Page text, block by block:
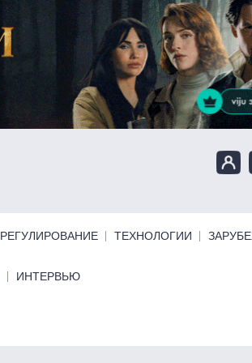
РЕГУЛИРОВАНИЕ ТЕХНОЛОГИИ
ИНТЕРВЬЮ